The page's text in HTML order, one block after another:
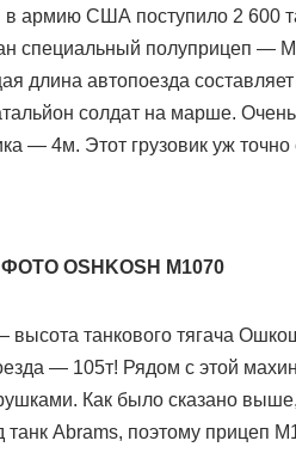
армию США поступило 2 600
специальный полуприцеп —
длина автопоезда
солдат на марше.
— 4м. Этот грузовик уж
ФОТОOSHKOSH M1070
высота танкового тягача
— 105т! Рядом с этой
Как было сказано
танкAbrams, поэтому прицеп